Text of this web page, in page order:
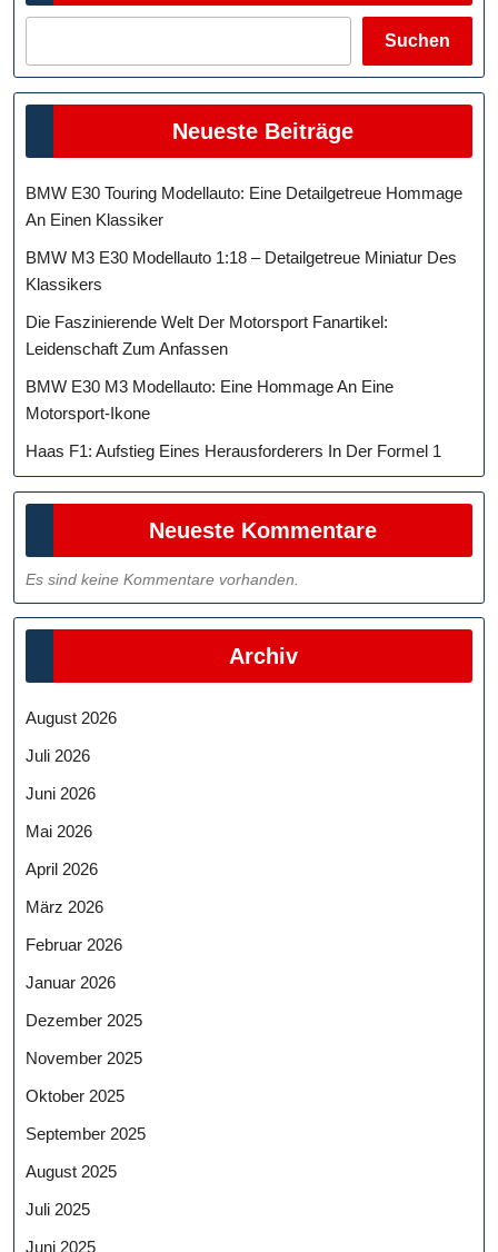
Suchen
Neueste Beiträge
BMW E30 Touring Modellauto: Eine Detailgetreue Hommage
An Einen Klassiker
BMW M3 E30 Modellauto 1:18 – Detailgetreue Miniatur Des
Klassikers
Die Faszinierende Welt Der Motorsport Fanartikel:
Leidenschaft Zum Anfassen
BMW E30 M3 Modellauto: Eine Hommage An Eine
Motorsport-Ikone
Haas F1: Aufstieg Eines Herausforderers In Der Formel 1
Neueste Kommentare
Es sind keine Kommentare vorhanden.
Archiv
August 2026
Juli 2026
Juni 2026
Mai 2026
April 2026
März 2026
Februar 2026
Januar 2026
Dezember 2025
November 2025
Oktober 2025
September 2025
August 2025
Juli 2025
Juni 2025